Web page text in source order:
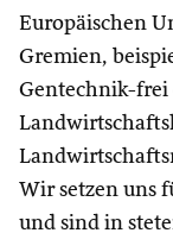
Europäischen
Gremien,
Gentechnik-frei
Wir setzen uns
und sind in